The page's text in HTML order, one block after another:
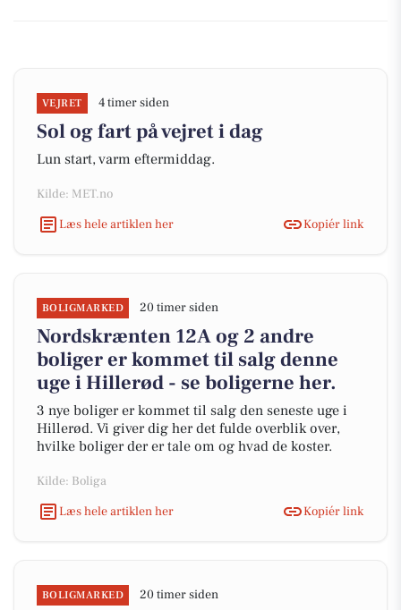
VEJRET 4 timer siden
Sol og fart på vejret i dag
Lun start, varm eftermiddag.
Kilde: MET.no
Læs hele artiklen her
Kopiér link
BOLIGMARKED 20 timer siden
Nordskrænten 12A og 2 andre
boliger er kommet til salg denne
uge i Hillerød - se boligerne her.
3 nye boliger er kommet til salg den seneste uge i
Hillerød. Vi giver dig her det fulde overblik over,
hvilke boliger der er tale om og hvad de koster.
Kilde: Boliga
Læs hele artiklen her
Kopiér link
BOLIGMARKED 20 timer siden